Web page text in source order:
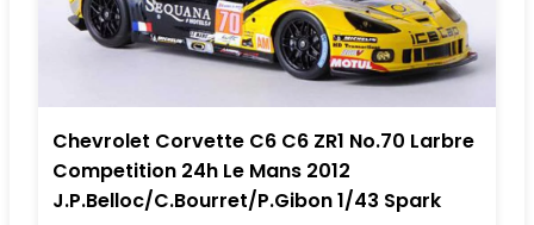
Chevrolet Corvette C6 C6 ZR1 No.70 Larbre
Competition 24h Le Mans 2012
J.P.Belloc/C.Bourret/P.Gibon 1/43 Spark